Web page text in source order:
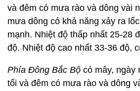
và đêm có mưa rào và dông vài
mưa dông có khả năng xảy ra
mạnh. Nhiệt độ thấp nhất 25-28
độ. Nhiệt độ cao nhất 33-36 độ,
Phía Đông Bắc Bộ có mây, ngày
tối và đêm có mưa rào và dông